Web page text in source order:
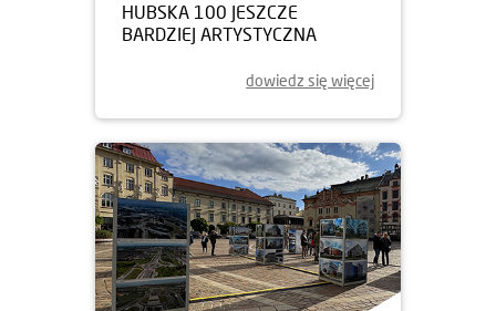
HUBSKA 100 JESZCZE
BARDZIEJ ARTYSTYCZNA
dowiedz się więcej